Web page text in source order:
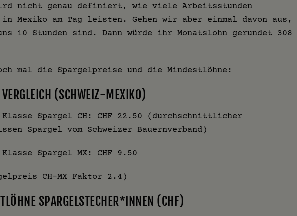
nicht genau definiert, wie viele Arbeitsstunden
Mexiko am Tag leisten. Gehen wir aber einmal davon aus,
10 Stunden sind. Dann würde ihr Monatslohn gerundet 308
mal die Spargelpreise und die Mindestlöhne:
(SCHWEIZ-MEXIKO)
Spargel CH: CHF 22.50 (durchschnittlicher
Spargel vom Schweizer Bauernverband)
Spargel MX: CHF 9.50
CH-MX Faktor 2.4)
SPARGELSTECHER*INNEN (CHF)